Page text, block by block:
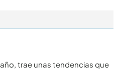
trae unas tendencias que